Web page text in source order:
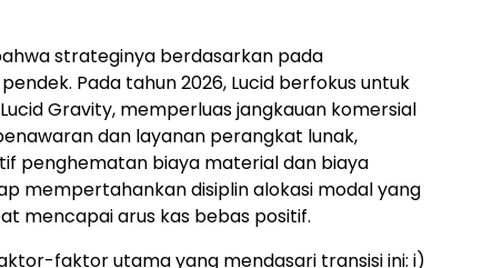
strateginya berdasarkan pada
Pada tahun 2026, Lucid berfokus untuk
Gravity, memperluas jangkauan komersial
dan layanan perangkat lunak,
penghematan biaya material dan biaya
mempertahankan disiplin alokasi modal yang
mencapai arus kas bebas positif.
faktor utama yang mendasari transisi ini: i)